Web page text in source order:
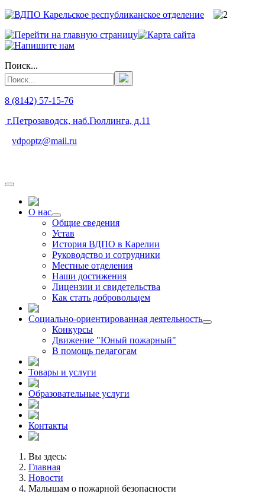
Поиск...
8 (8142) 57-15-76
г.Петрозаводск, наб.Гюллинга, д.11
vdpoptz@mail.ru
О нас
Общие сведения
Устав
История ВДПО в Карелии
Руководство и сотрудники
Местные отделения
Наши достижения
Лицензии и свидетельства
Как стать добровольцем
Социально-ориентированная деятельность
Конкурсы
Движение "Юный пожарный"
В помощь педагогам
Товары и услуги
Образовательные услуги
Контакты
Вы здесь:
Главная
Новости
Малышам о пожарной безопасности